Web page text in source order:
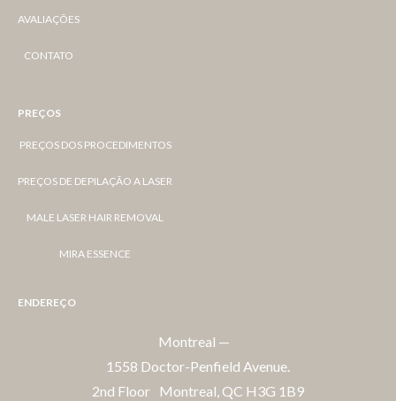
AVALIAÇÕES
CONTATO
PREÇOS
PREÇOS DOS PROCEDIMENTOS
PREÇOS DE DEPILAÇÃO A LASER
MALE LASER HAIR REMOVAL
MIRA ESSENCE
ENDEREÇO
Montreal —
1558 Doctor-Penfield Avenue.
2nd Floor Montreal, QC H3G 1B9